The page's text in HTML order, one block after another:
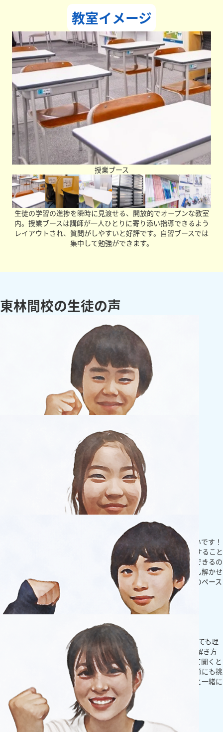
に合わせ、ステップアップを楽しんでもらえるよう心がけ
どんな教室づくりを目指していますか？
生徒たちの居場所となる教室を目指しています。小学生～
高校生は多感な時期であり、一つの悩みがきっかけで、勉
強や習い事、部活動などあらゆることに集中できなくなる
場合もあります。だからこそ、勉強面だけでなく精神面に
も配慮しています。「塾に行って先生に相談すれば、モヤ
モヤも晴れるし勉強にも集中できるようになる」と、生徒
が前向きになれる教室づくりを行っています。
学生たちへメッセージをお願いします。
今、勉強にノリノリで取り組めている子も、不安を感じて
いる子も、創英ゼミナールに一度足を運んでみてくださ
い！皆さんの未来をより豊かにするためのお手伝いを是非
させてほしいと思っています！大人になって過去を振り返
った時、「創英ゼミナールに通ってよかったな」と感じる
ことのできる時間になることを保証します！
教室イメージ
授業ブース
生徒の学習の進捗を瞬時に見渡せる、開放的でオープンな教室
内。授業ブースは講師が一人ひとりに寄り添い指導できるよう
レイアウトされ、質問がしやすいと好評です。自習ブースでは
集中して勉強ができます。
東林間校の生徒の声
自分の得意不得意にあわせて指導してくれます！
創英ゼミナールの先生たちは、とてもフレンドリーで接しやすいです！
そのため、わからない問題があった時は遠慮することなく相談すること
ができます！教え方も丁寧で、すぐにわからないところが解決できるの
で勉強が楽しいです。また、自分の得意な単元は問題をたくさん解かせ
てくれ、不得意の単元はとことん解説をしてくれるので、自分のペース
に合わせて授業を実施してくれることも魅力の一つです！
もっとみる
苦手な文章題も解けるようになりました！
中学1年生になって数学の問題が難しくなり、学校の授業を聞いても理
解しきれない部分がありました。でも、創英で1つ1つの問題の解き方
を先生たちが細かく教えてくれたおかげで、学校の授業を改めて聞くと
わかる部分が増えていて自信に繋がりました！今は苦手な文章題にも挑
戦中です。てごわく感じる問題もありますが、創英の先生たちと一緒に
乗り越えていけるよう頑張ります！
もっとみる
中学生